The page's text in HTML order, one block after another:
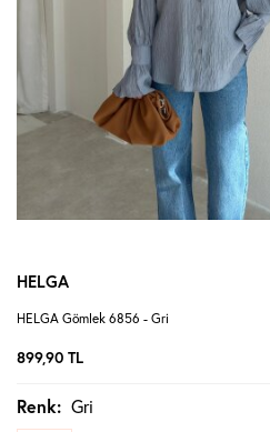
HELGA
HELGA Gömlek 6856 - Gri
899,90 TL
Renk: Gri